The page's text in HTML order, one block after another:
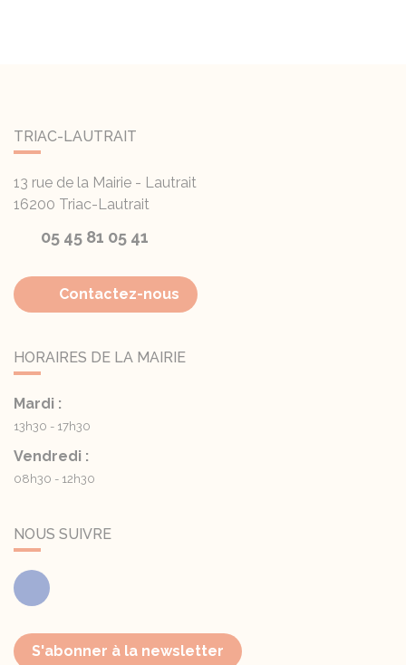
TRIAC-LAUTRAIT
13 rue de la Mairie - Lautrait
16200 Triac-Lautrait
05 45 81 05 41
Contactez-nous
HORAIRES DE LA MAIRIE
Mardi :
13h30 - 17h30
Vendredi :
08h30 - 12h30
NOUS SUIVRE
Facebook
S'abonner à la newsletter